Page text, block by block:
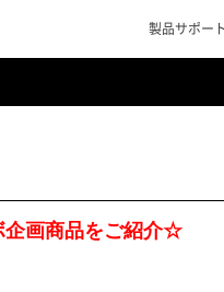
製品サポート
企画商品をご紹介☆